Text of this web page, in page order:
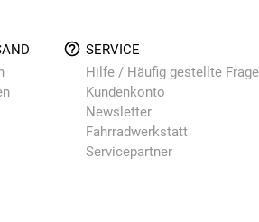
SERVICE
Hilfe / Häufig gestellte
Kundenkonto
Newsletter
Fahrradwerkstatt
Servicepartner